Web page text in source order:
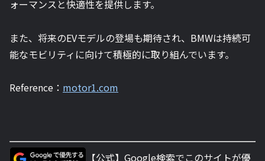
ォーマンスと快適性を提供します。
また、将来のEVモデルの登場も期待され、BMWは持続可
能なモビリティに向けて積極的に取り組んでいます。
Reference： motor1.com
【公式】Google検索でこのサイトが優